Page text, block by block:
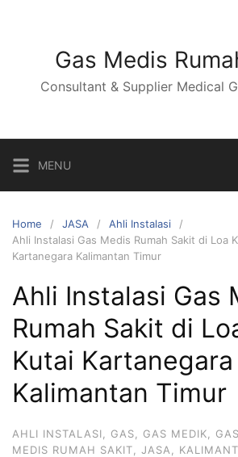
Gas Medis
Consultant & Supplier Medical
MENU
Home JASA
Ahli Instalasi
Ahli Instalasi Gas Medis Rumah Sakit di Loa
Kartanegara Kalimantan Timur
Ahli Instalasi Gas
Rumah Sakit di
Kutai Kartanegara
Kalimantan Timur
AHLI INSTALASI GAS GAS MEDIK
MEDIS RUMAH SAKIT
JASA